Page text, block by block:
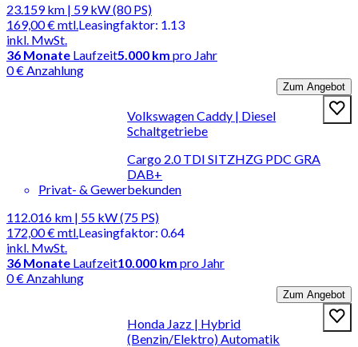
23.159 km | 59 kW (80 PS)
169,00 €mtl.
inkl. MwSt.
Leasingfaktor: 1.13
36 Monate Laufzeit5.000 km pro Jahr
0 € Anzahlung
Zum Angebot
Volkswagen Caddy | Diesel
Schaltgetriebe
Cargo 2.0 TDI SITZHZG PDC GRA
DAB+
Privat- & Gewerbekunden
112.016 km | 55 kW (75 PS)
172,00 €mtl.
inkl. MwSt.
Leasingfaktor: 0.64
36 Monate Laufzeit10.000 km pro Jahr
0 € Anzahlung
Zum Angebot
Honda Jazz | Hybrid
(Benzin/Elektro) Automatik